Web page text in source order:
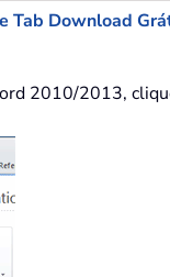
Tab Download
2010/2013,